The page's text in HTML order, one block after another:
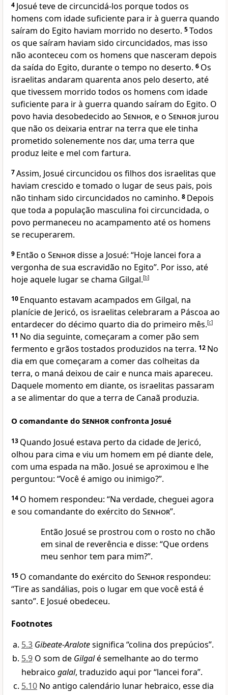
4 Josué teve de circuncidá-los porque todos os
homens com idade suficiente para ir à guerra quando
saíram do Egito haviam morrido no deserto. 5Todos
os que saíram haviam sido circuncidados, mas isso
não aconteceu com os homens que nasceram depois
da saída do Egito, durante o tempo no deserto. 6 Os
israelitas andaram quarenta anos pelo deserto, até
que tivessem morrido todos os homens com idade
suficiente para ir à guerra quando saíram do Egito. O
povo havia desobedecido ao Senhor, e o Senhor jurou
que não os deixaria entrar na terra que ele tinha
prometido solenemente nos dar, uma terra que
produz leite e mel com fartura.
7Assim, Josué circuncidou os filhos dos israelitas que
haviam crescido e tomado o lugar de seus pais, pois
não tinham sido circuncidados no caminho. 8 Depois
que toda a população masculina foi circuncidada, o
povo permaneceu no acampamento até os homens
se recuperarem.
9 Então o Senhordisse a Josué: “Hoje lancei fora a
vergonha de sua escravidão no Egito”. Por isso, até
hoje aquele lugar se chama Gilgal.[b]
10 Enquanto estavam acampados em Gilgal, na
planície de Jericó, os israelitas celebraram a Páscoa ao
entardecer do décimo quarto dia do primeiro mês.[c]
11 No dia seguinte, começaram a comer pão sem
fermento e grãos tostados produzidos na terra. 12 No
dia em que começaram a comer das colheitas da
terra, o maná deixou de cair e nunca mais apareceu.
Daquele momento em diante, os israelitas passaram
a se alimentar do que a terra de Canaã produzia.
O comandante do Senhorconfronta Josué
13 Quando Josué estava perto da cidade de Jericó,
olhou para cima e viu um homem em pé diante dele,
com uma espada na mão. Josué se aproximou e lhe
perguntou: “Você é amigo ou inimigo?”.
14 O homem respondeu: “Na verdade, cheguei agora
e sou comandante do exército do Senhor”.
Então Josué se prostrou com o rosto no chão
em sinal de reverência e disse: “Que ordens
meu senhor tem para mim?”.
15 O comandante do exército do Senhor respondeu:
“Tire as sandálias, pois o lugar em que você está é
santo”. E Josué obedeceu.
Footnotes
5.3 Gibeate-Aralotesignifica “colina dos prepúcios”.
5.9 O som de Gilgalé semelhante ao do termo
hebraico galal, traduzido aqui por “lancei fora”.
5.10 No antigo calendário lunar hebraico, esse dia